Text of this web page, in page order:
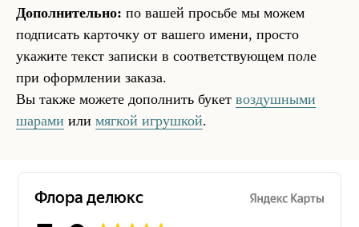
Дополнительно: по вашей просьбе мы можем
подписать карточку от вашего имени, просто
укажите текст записки в соответствующем поле
при оформлении заказа.
Вы также можете дополнить букет воздушными
шарами или мягкой игрушкой.